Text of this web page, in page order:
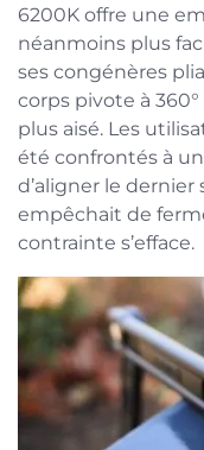
6200K offre une
néanmoins plus
ses congénères
corps pivote à
plus aisé. Les
été confrontés à
d’aligner le
empêchait de
contrainte s’efface.